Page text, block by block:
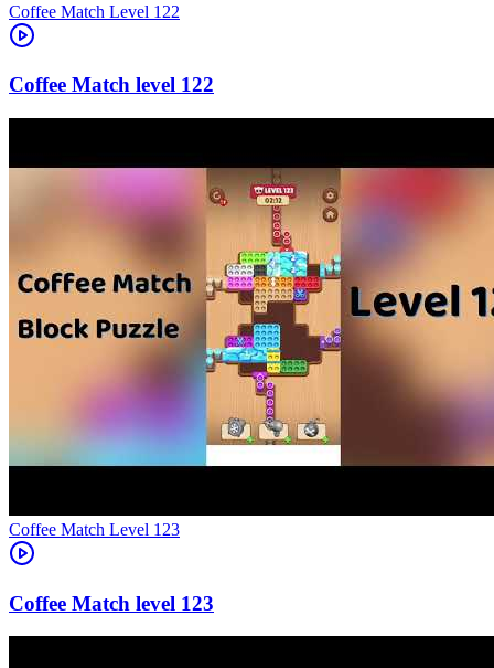
Level 122
122
Level 123
123